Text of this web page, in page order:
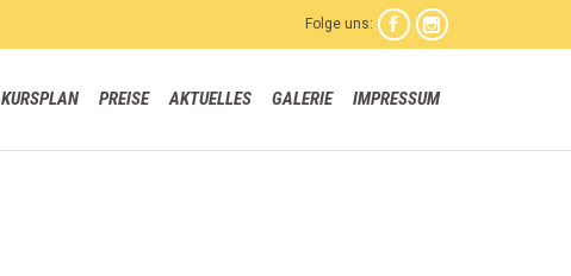
Folge uns:  
KURSPLAN PREISE AKTUELLES GALERIE IMPRESSUM